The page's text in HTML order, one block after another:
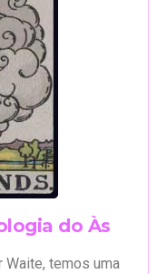
do Às
Waite, temos uma